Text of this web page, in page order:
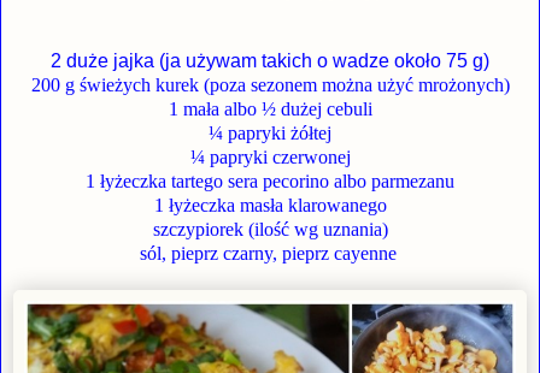
2 duże jajka (ja używam takich o wadze około 75 g)
200 g świeżych kurek (poza sezonem można użyć mrożonych)
1 mała albo ½ dużej cebuli
¼ papryki żółtej
¼ papryki czerwonej
1 łyżeczka tartego sera pecorino albo parmezanu
1 łyżeczka masła klarowanego
szczypiorek (ilość wg uznania)
sól, pieprz czarny, pieprz cayenne